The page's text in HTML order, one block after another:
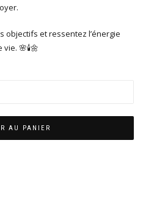
objectifs et ressentez l’énergie
🌸🕯️🌼
AU PANIER